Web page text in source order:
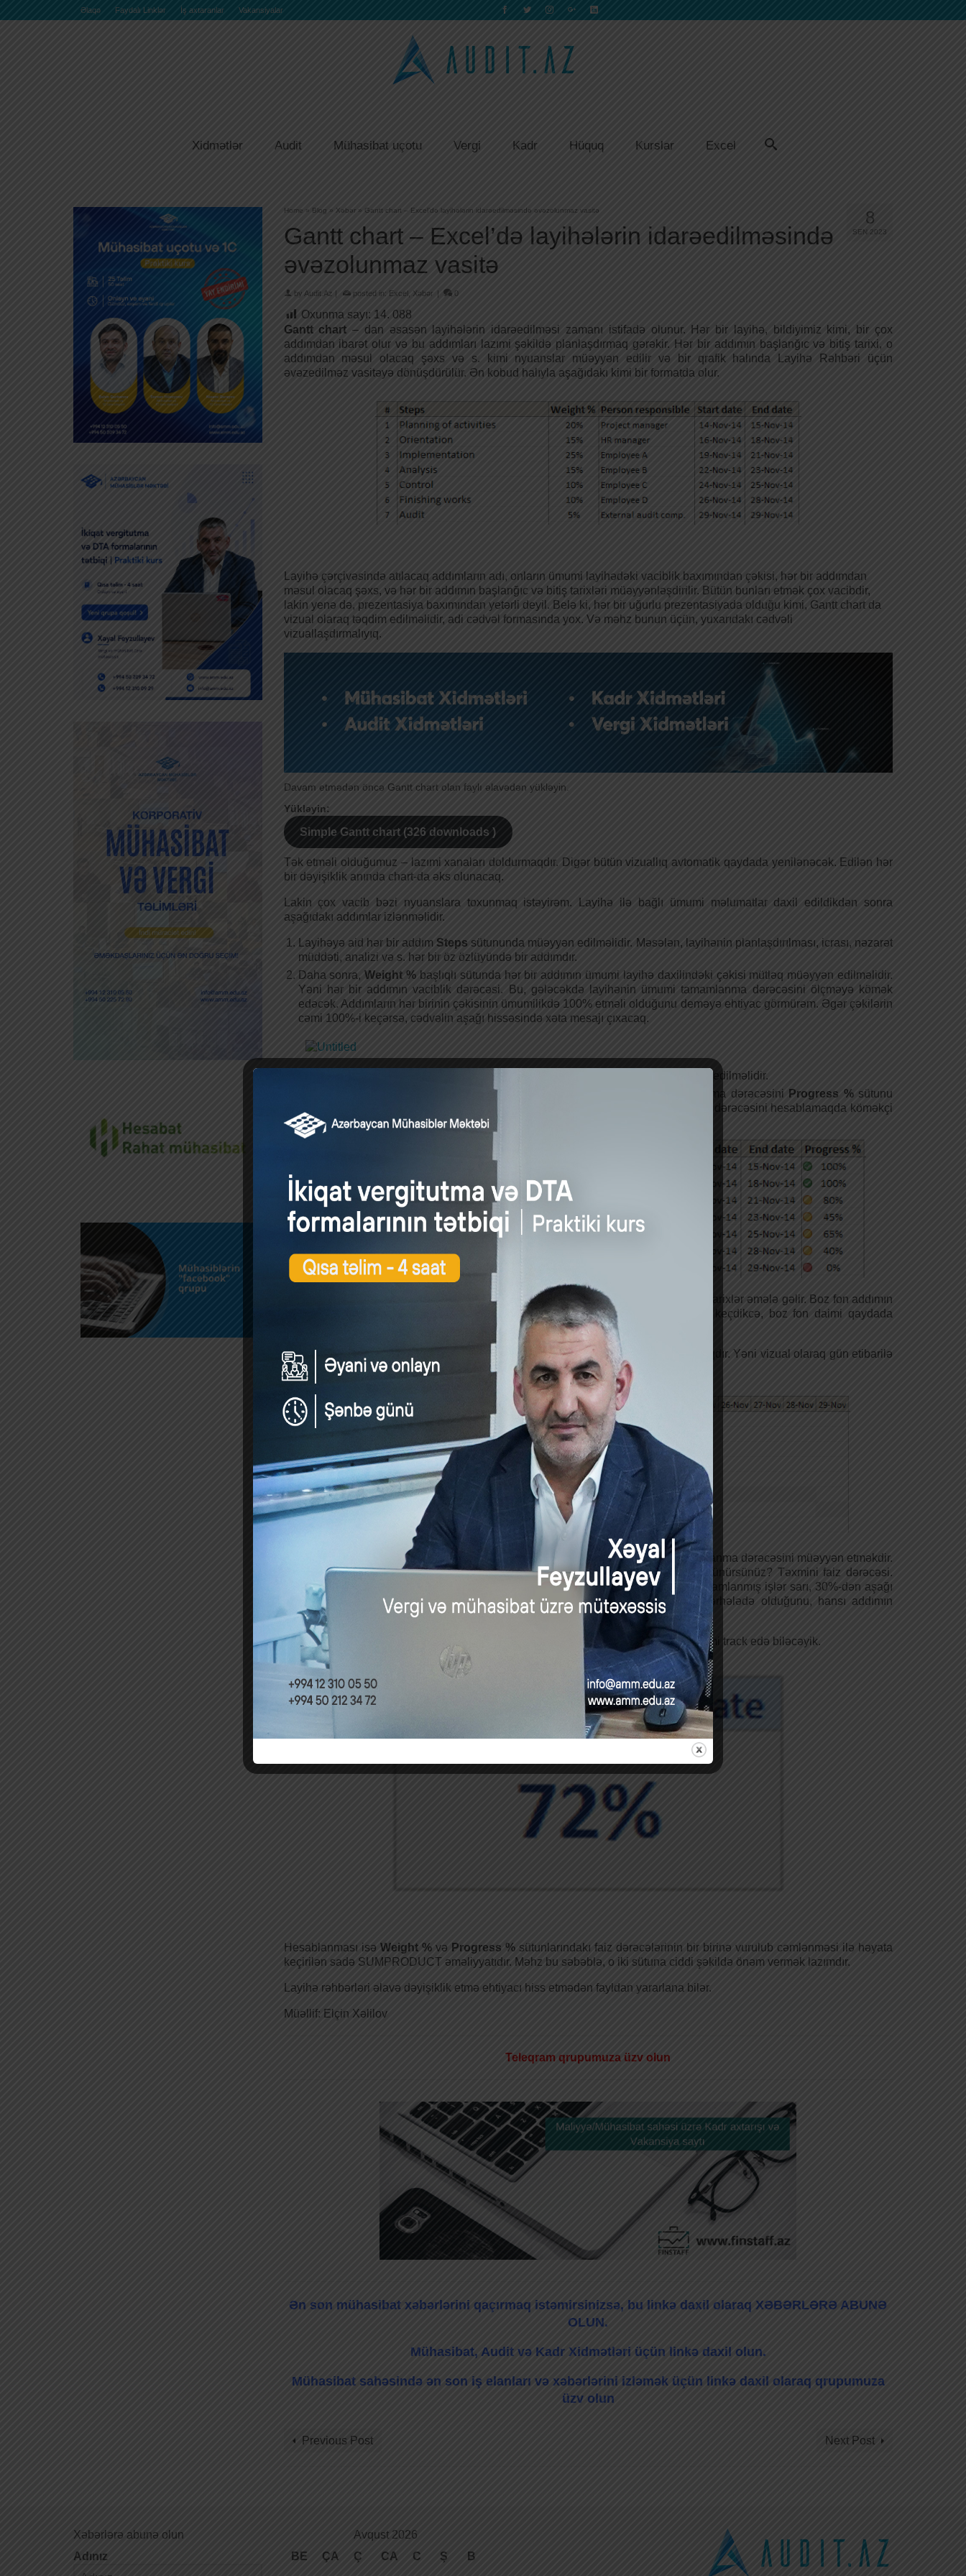
Əlaqə Faydalı Linklər İş axtaranlar Vakansiyalar
Xidmətlər Audit Mühasibat uçotu Vergi Kadr Hüquq Kurslar Excel
8
SEN 2023
Home » Blog » Xəbər » Gantt chart – Excel’də layihələrin idarəedilməsində əvəzolunmaz vasitə
Gantt chart – Excel’də layihələrin idarəedilməsində
əvəzolunmaz vasitə
by Audit.Az | posted in: Excel, Xəbər | 0
Oxunma sayı: 14. 088
Gantt chart– dan əsasən layihələrin idarəedilməsi zamanı istifadə olunur. Hər bir layihə, bildiyimiz kimi, bir çox
addımdan ibarət olur və bu addımları lazımi şəkildə planlaşdırmaq gərəkir. Hər bir addımın başlanğıc və bitiş tarixi, o
addımdan məsul olacaq şəxs və s. kimi nyuanslar müəyyən edilir və bir qrafik halında Layihə Rəhbəri üçün
əvəzedilməz vasitəyə dönüşdürülür. Ən kobud halıyla aşağıdakı kimi bir formatda olur.
Layihə çərçivəsində atılacaq addımların adı, onların ümumi layihədəki vaciblik baxımından çəkisi, hər bir addımdan
məsul olacaq şəxs, və hər bir addımın başlanğıc və bitiş tarixləri müəyyənləşdirilir. Bütün bunları etmək çox vacibdir,
lakin yenə də, prezentasiya baxımından yetərli deyil. Belə ki, hər bir uğurlu prezentasiyada olduğu kimi, Gantt chart da
vizual olaraq təqdim edilməlidir, adi cədvəl formasında yox. Və məhz bunun üçün, yuxarıdakı cədvəli
vizuallaşdırmalıyıq.
Davam etmədən öncə Gantt chart olan faylı əlavədən yükləyin.
Yükləyin:
Simple Gantt chart (326 downloads )
Tək etməli olduğumuz – lazımi xanaları doldurmaqdır. Digər bütün vizuallıq avtomatik qaydada yenilənəcək. Edilən hər
bir dəyişiklik anında chart-da əks olunacaq.
Lakin çox vacib bəzi nyuanslara toxunmaq istəyirəm. Layihə ilə bağlı ümumi məlumatlar daxil edildikdən sonra
aşağıdakı addımlar izlənməlidir.
Layihəyə aid hər bir addım Steps sütununda müəyyən edilməlidir. Məsələn, layihənin planlaşdırılması, icrası, nəzarət
müddəti, analizi və s. hər bir öz özlüyündə bir addımdır.
Daha sonra,Weight % başlıqlı sütunda hər bir addımın ümumi layihə daxilindəki çəkisi mütləq müəyyən edilməlidir.
Yəni hər bir addımın vaciblik dərəcəsi. Bu, gələcəkdə layihənin ümumi tamamlanma dərəcəsini ölçməyə kömək
edəcək. Addımların hər birinin çəkisinin ümumilikdə 100% etməli olduğunu deməyə ehtiyac görmürəm. Əgər çəkilərin
cəmi 100%-i keçərsə, cədvəlin aşağı hissəsində xəta mesajı çıxacaq.
tarixləri müəyyən edilməlidir.
Layihə davam etdikcə, mühakimənizdən asılı olaraq hər bir addımın tamamlanma dərəcəsini
Progress %sütunu
altında yazmaq gərəkəcək. Aşağıdakı kimi. Bu da, layihənin ümumi tamamlanma dərəcəsini hesablamaqda köməkçi
olacaqdır.
Excel faylından da gördüyümüz kimi, tarixləri girdiyimiz anda sağda vizual olaraq o tarixlər əmələ gəlir. Boz fon addımın
ümumi uzunluğu, göy fon isə gün etibarilə tamamlanmış hissəsidir. Yəni günlər keçdikcə, boz fon daimi qaydada
Boydan boya uzanan qırmızı xətt isə, faylı açdığınız günün tarixi olan sütunda olacaqdır. Yəni vizual olaraq gün etibarilə
layihənin hansı mərhələsində olduğunu görəcəksiniz.
Diqqət etməli olduğumuz son nyuans isə, Progress %
sütunundakı addımın tamamlanma dərəcəsini müəyyən etməkdir.
Yəni, layihə rəhbəri olaraq, o və ya bu addımın neçə faizinin tamamlandığını düşünürsünüz? Təxmini faiz dərəcəsi.
Amma mütləq daxil edilməlidir. 100% tamamlanmış işlər yaşıl, 30%-100% arası tamamlanmış işlər sarı, 30%-dən aşağı
görülən işlər isə qırmızı dairə ilə diqqətimizə çatdırılır. Beləliklə, nəyin hansı mərhələdə olduğunu, hansı addımın
yubandığını və s. vizual olaraq müşahidə edə biləcəyik.
Layihənin ümumi tamamlanma dərəcəsini isə aşağıdakı screenshot-da görüldüyü kimi track edə biləcəyik.
Hesablanması isə Weight % və Progress % sütunlarındakı faiz dərəcələrinin bir birinə vurulub cəmlənməsi ilə həyata
keçirilən sadə SUMPRODUCT əməliyyatıdır. Məhz bu səbəblə, o iki sütuna ciddi şəkildə önəm vermək lazımdır.
Layihə rəhbərləri əlavə dəyişiklik etmə ehtiyacı hiss etmədən fayldan yararlana bilər.
Müəllif: Elçin Xəlilov
Teleqram qrupumuza üzv olun
Ən son mühasibat xəbərlərini qaçırmaq istəmirsinizsə, bu linkə daxil olaraq XƏBƏRLƏRƏ ABUNƏ
OLUN.
Mühasibat, Audit və Kadr Xidmətləri üçün linkə daxil olun.
Mühasibat sahəsində ən son iş elanları və xəbərlərini izləmək üçün linkə daxil olaraq qrupumuza
üzv olun
Previous Post Next Post
Xəbərlərə abunə olun
Adınız
Avqust 2026
BE
ÇA Ç CA C Ş B